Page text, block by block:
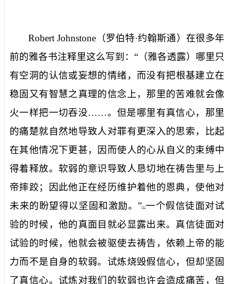
Robert Johnstone （罗伯特·约翰斯通） 在很多年
前的雅各书注释里这么写到 ：“（雅各透露） 哪里只
有空洞的认信或妄想的情绪 ， 而没有把根基建立在
稳固又有智慧之真理的信念上， 那里的苦难就会像
火一样把一切吞没……。但是哪里有真信心，那里
的痛楚就自然地导致人对罪有更深入的思索，比起
在其他情况下更甚，因而使人的心从自义的束缚中
得着释放。软弱的意识导致人恳切地在祷告里与上
帝摔跤；因此他正在经历维护着他的恩典，使他对
未来的盼望得以坚固和激励。”[1]一个假信徒面对试
验的时候，他的真面目就必显露出来。真信徒面对
试验的时候，他就会被驱使去祷告，依赖上帝的能
力而不是自身的软弱。试炼烧毁假信心，但却坚固
了真信心。试炼对我们的软弱也许会造成痛苦，但